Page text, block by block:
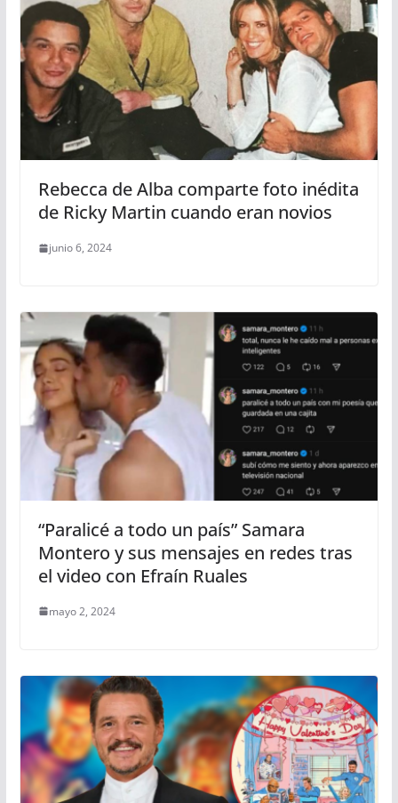
Rebecca de Alba comparte foto inédita
de Ricky Martin cuando eran novios
junio 6, 2024
“Paralicé a todo un país” Samara
Montero y sus mensajes en redes tras
el video con Efraín Ruales
mayo 2, 2024